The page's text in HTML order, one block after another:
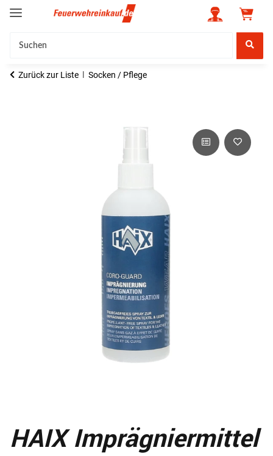
Zurück zur Liste Socken / Pflege
HAIX Imprägniermittel